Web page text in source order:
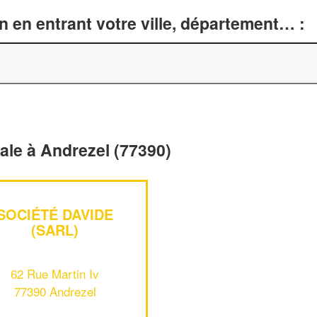
en entrant votre ville, département… :
à Andrezel (77390)
DAVIDE
(SARL)
62 Rue Martin Iv
77390 Andrezel